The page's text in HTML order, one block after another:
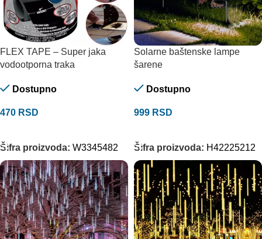
FLEX TAPE – Super jaka
vodootporna traka
Dostupno
470 RSD
Šifra proizvoda: W3345482
Solarne baštenske lampe
šarene
Dostupno
999 RSD
Šifra proizvoda: H42225212